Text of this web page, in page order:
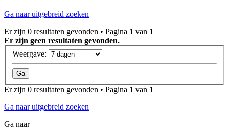
Ga naar uitgebreid zoeken
Er zijn 0 resultaten gevonden • Pagina 1 van 1
Er zijn geen resultaten gevonden.
Weergave:
Er zijn 0 resultaten gevonden • Pagina 1 van 1
Ga naar uitgebreid zoeken
Ga naar